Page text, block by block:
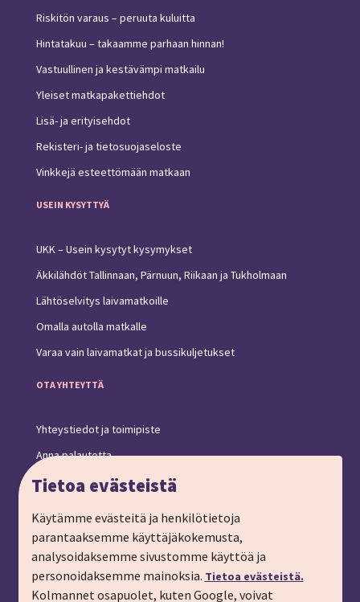
Riskitön varaus – peruuta kuluitta
Hintatakuu – takaamme parhaan hinnan!
Vastuullinen ja kestävämpi matkailu
Yleiset matkapakettiehdot
Lisä- ja erityisehdot
Rekisteri- ja tietosuojaseloste
Vinkkejä esteettömään matkaan
USEIN KYSYTTYÄ
UKK – Usein kysytyt kysymykset
Äkkilähdöt Tallinnaan, Pärnuun, Riikaan ja Tukholmaan
Lähtöselvitys laivamatkoille
Omalla autolla matkalle
Varaa vain laivamatkat ja bussikuljetukset
OTA YHTEYTTÄ
Yhteystiedot ja toimipiste
Anna palautetta
Ryhmämatkat, pyydä tarjous
Tilaa esite
Tilaa matkakirje sähköpostiin
Ilmoita passitiedot
Tietoa evästeistä
Käytämme evästeitä ja henkilötietoja
parantaaksemme käyttäjäkokemusta,
analysoidaksemme sivustomme käyttöä ja
personoidaksemme mainoksia. Tietoa evästeistä.
Kolmannet osapuolet, kuten Google, voivat